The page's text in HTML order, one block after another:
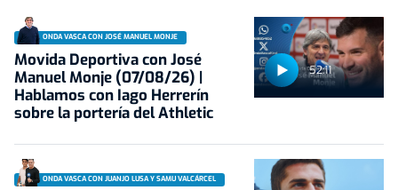
52:11
ONDA VASCA CON JOSÉ MANUEL MONJE
Movida Deportiva con José
Manuel Monje (07/08/26) |
Hablamos con Iago Herrerín
sobre la portería del Athletic
ONDA VASCA CON JUANJO LUSA Y SAMU VALCÁRCEL